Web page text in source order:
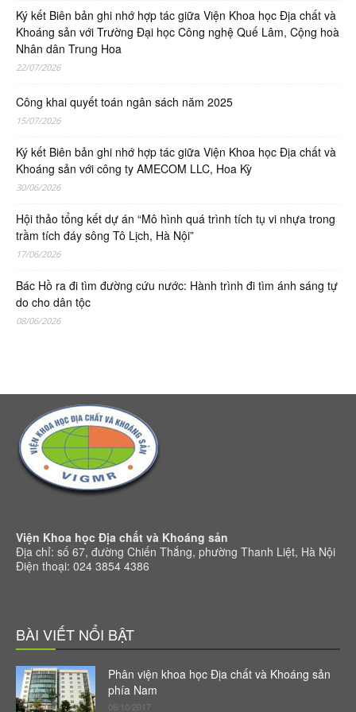
Ký kết Biên bản ghi nhớ hợp tác giữa Viện Khoa học Địa chất và
Khoáng sản với Trường Đại học Công nghệ Quế Lâm, Cộng hoà
Nhân dân Trung Hoa
22/07/2026
Công khai quyết toán ngân sách năm 2025
15/07/2026
Ký kết Biên bản ghi nhớ hợp tác giữa Viện Khoa học Địa chất và
Khoáng sản với công ty AMECOM LLC, Hoa Kỳ
30/06/2026
Hội thảo tổng kết dự án “Mô hình quá trình tích tụ vi nhựa trong
trầm tích đáy sông Tô Lịch, Hà Nội”
17/06/2026
Bác Hồ ra đi tìm đường cứu nước: Hành trình đi tìm ánh sáng tự
do cho dân tộc
08/06/2026
Viện Khoa học Địa chất và Khoáng sản
Địa chỉ: số 67, đường Chiến Thắng, phường Thanh Liệt, Hà Nội
Điện thoại: 024 3854 4386
BÀI VIẾT NỔI BẬT
Phân viện khoa học Địa chất và Khoáng sản
phía Nam
06/10/2017